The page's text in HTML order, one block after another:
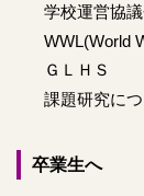
学校運営協
WWL(World
ＧＬＨＳ
課題研究に
卒業生へ